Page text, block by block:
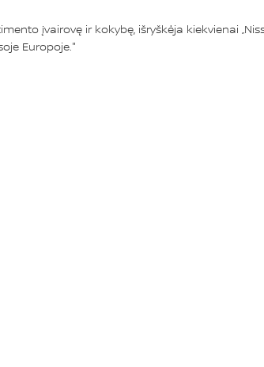
įvairovę ir kokybę, išryškėja kiekvienai
Europoje."